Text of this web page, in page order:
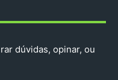
dúvidas, opinar, ou